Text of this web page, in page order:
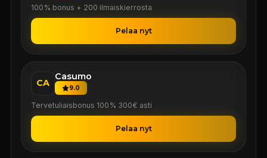
100% bonus + 200 ilmaiskierrosta
Pelaa nyt
CA
Casumo
9.0
Tervetuliaisbonus 100% 300€ asti
Pelaa nyt